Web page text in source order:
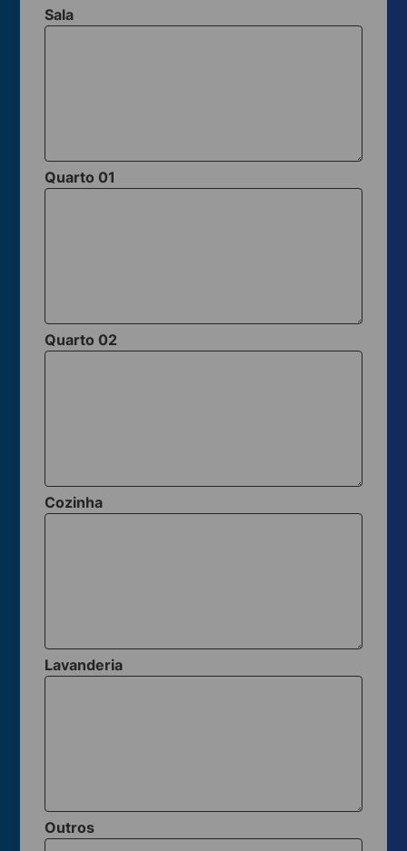
Sala
Quarto 01
Quarto 02
Cozinha
Lavanderia
Outros